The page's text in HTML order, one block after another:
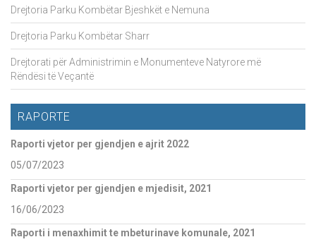
Drejtoria Parku Kombëtar Bjeshkët e Nemuna
Drejtoria Parku Kombëtar Sharr
Drejtorati për Administrimin e Monumenteve Natyrore më
Rëndësi të Veçantë
RAPORTE
Raporti vjetor per gjendjen e ajrit 2022
05/07/2023
Raporti vjetor per gjendjen e mjedisit, 2021
16/06/2023
Raporti i menaxhimit te mbeturinave komunale, 2021